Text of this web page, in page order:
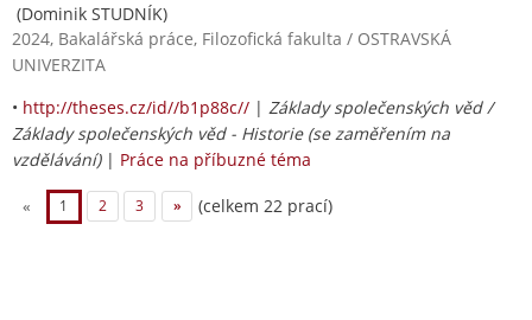
(Dominik STUDNÍK)
2024, Bakalářská práce, Filozofická fakulta / OSTRAVSKÁ
UNIVERZITA
• http://theses.cz/id//b1p88c// | Základy společenských věd /
Základy společenských věd - Historie (se zaměřením na
vzdělávání)| Práce na příbuzné téma
« 1 2 3 » (celkem 22 prací)